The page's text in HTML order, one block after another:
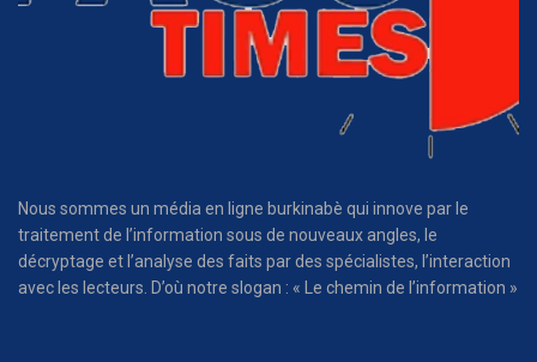
Nous sommes un média en ligne burkinabè qui innove par le
traitement de l’information sous de nouveaux angles, le
décryptage et l’analyse des faits par des spécialistes, l’interaction
avec les lecteurs. D’où notre slogan : « Le chemin de l’information »